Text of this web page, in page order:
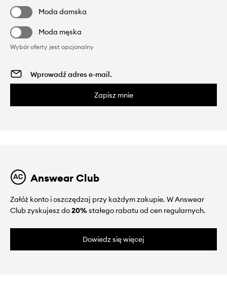
Moda damska
Moda męska
Wybór oferty jest opcjonalny
Zapisz mnie
Answear Club
Załóż konto i oszczędzaj przy każdym zakupie. W Answear
Club zyskujesz do20%stałego rabatu od cen regularnych.
Dowiedz się więcej